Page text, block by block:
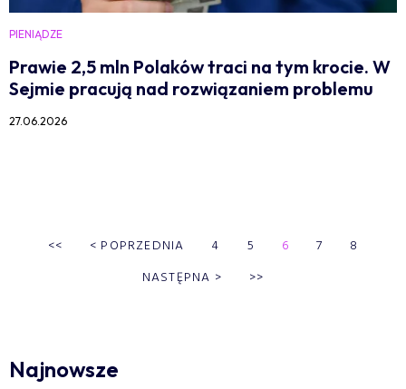
PIENIĄDZE
Prawie 2,5 mln Polaków traci na tym krocie. W
Sejmie pracują nad rozwiązaniem problemu
27.06.2026
<< < POPRZEDNIA 4 5 6 7
8
NASTĘPNA > >>
Najnowsze